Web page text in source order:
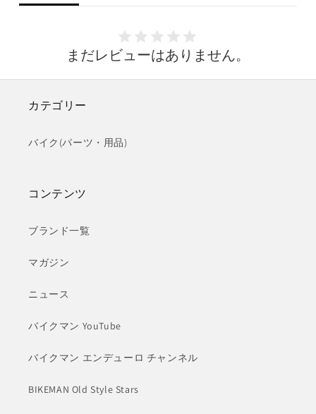
まだレビューはありません。
カテゴリー
バイク(パーツ・用品)
コンテンツ
ブランド一覧
マガジン
ニュース
バイクマン YouTube
バイクマン エンデューロ チャンネル
BIKEMAN Old Style Stars